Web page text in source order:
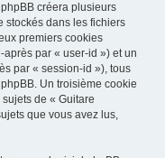
créera plusieurs
stockés dans les fichiers
premiers cookies
par « user-id ») et un
par « session-id »), tous
Un troisième cookie
de « Guitare
que vous avez lus,